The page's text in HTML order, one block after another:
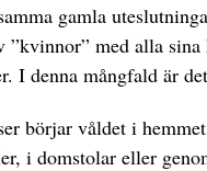
gamla
”kvinnor” med alla
I denna mångfald är
börjar våldet i
i domstolar eller